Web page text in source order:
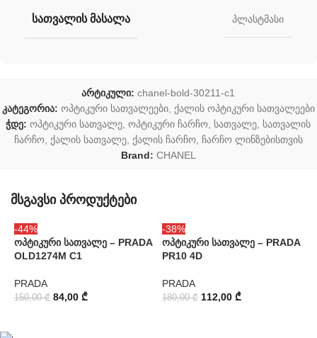
ᲡᲐᲗᲕᲐᲚᲘᲡ ᲛᲐᲡᲐᲚᲐ პლასტმასი
არტიკული:chanel-bold-30211-c1
კატეგორია: ოპტიკური სათვალეები, ქალის ოპტიკური სათვალეები
ჭდე: ოპტიკური სათვალე, ოპტიკური ჩარჩო, სათვალე, სათვალის
ჩარჩო, ქალის სათვალე, ქალის ჩარჩო, ჩარჩო ლინზებისთვის
Brand: CHANEL
მსგავსი პროდუქტები
-44%
ოპტიკური სათვალე – PRADA
OLD1274M C1
PRADA
150,00₾ 84,00 ₾
-38%
ოპტიკური სათვალე – PRADA
PR10 4D
PRADA
180,00₾ 112,00 ₾